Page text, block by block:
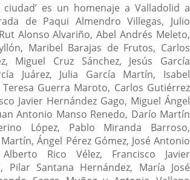
ciudad’ es un homenaje a Valladolid a
de Paqui Almendro Villegas, Julio
Alonso Alvariño, Abel Andrés Meleto,
Maribel Barajas de Frutos, Carlos
Miguel Cruz Sánchez, Jesús García
Juárez, Julia García Martín, Isabel
Teresa Guerra Maroto, Carlos Gutiérrez
Javier Hernández Gago, Miguel Ángel
Antonio Manso Renedo, Darío Martín
López, Pablo Miranda Barroso,
Ángel Pérez Gómez, José Antonio
Alberto Rico Vélez, Francisco Javier
Pilar Santana Hernández, María José